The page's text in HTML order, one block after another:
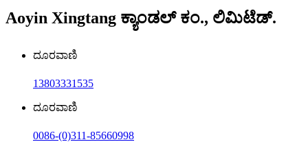
Aoyin Xingtang ಕ್ಯಾಂಡಲ್ ಕಂ., ಲಿಮಿಟೆಡ್.
ದೂರವಾಣಿ
13803331535
ದೂರವಾಣಿ
0086-(0)311-85660998